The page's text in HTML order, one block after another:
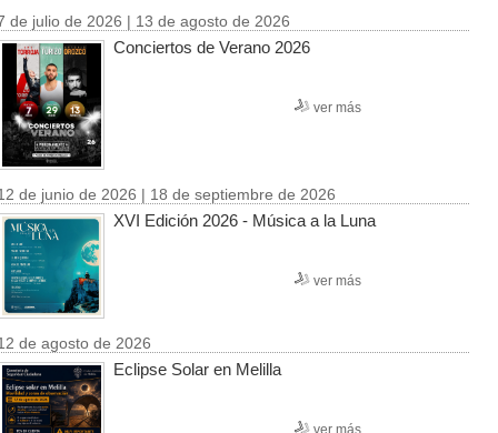
de julio de 2026 | 13 de agosto de 2026
Conciertos de Verano 2026
ver más
de junio de 2026 | 18 de septiembre de 2026
XVI Edición 2026 - Música a la Luna
ver más
de agosto de 2026
Eclipse Solar en Melilla